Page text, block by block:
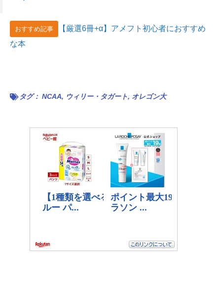
おすすめ記事
【厳選6冊+α】アメフト初心者におすすめ
な本
タグ： NCAA, ウィリー・タガート, オレゴン大